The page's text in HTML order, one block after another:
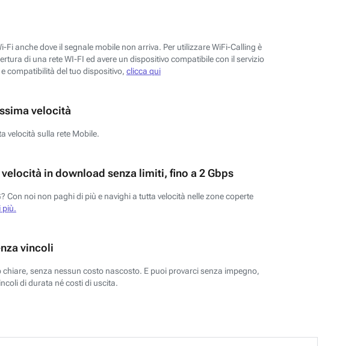
Fi anche dove il segnale mobile non arriva. Per utilizzare WiFi-Calling è
di una rete WI-FI ed avere un dispositivo compatibile con il servizio
compatibilità del tuo dispositivo, clicca qui
velocità
velocità sulla rete Mobile.
in download senza limiti, fino a 2 Gbps
Con noi non paghi di più e navighi a tutta velocità nelle zone coperte
più.
vincoli
chiare, senza nessun costo nascosto. E puoi provarci senza impegno,
di durata né costi di uscita.